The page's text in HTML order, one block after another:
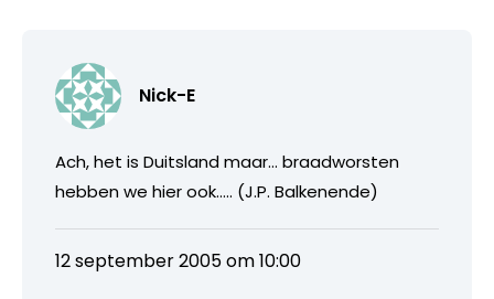
Nick-E
Ach, het is Duitsland maar… braadworsten
hebben we hier ook….. (J.P. Balkenende)
12 september 2005 om 10:00